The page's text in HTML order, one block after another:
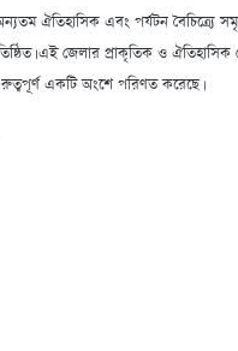
ঐতিহাসিক এবং পর্যটন বৈচিত্র্যে
এই জেলার প্রাকৃতিক ও ঐতিহাসিক
একটি অংশে পরিণত করেছে।